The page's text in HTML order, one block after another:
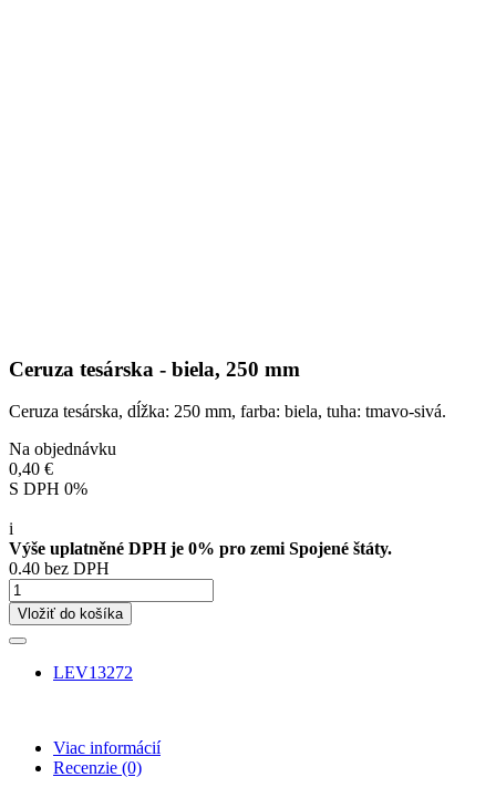
Ceruza tesárska - biela, 250 mm
Ceruza tesárska, dĺžka: 250 mm, farba: biela, tuha: tmavo-sivá.
Na objednávku
0,40 €
S DPH 0%
i
Výše uplatněné DPH je 0% pro zemi Spojené štáty.
0.40 bez DPH
Vložiť do košíka
LEV13272
Viac informácií
Recenzie (0)